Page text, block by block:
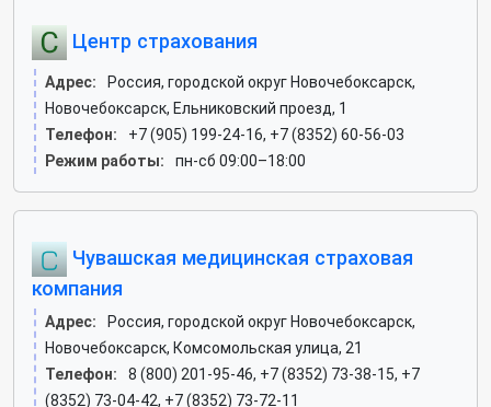
Центр страхования
Адрес:
Россия, городской округ Новочебоксарск,
Новочебоксарск, Ельниковский проезд, 1
Телефон:
+7 (905) 199-24-16, +7 (8352) 60-56-03
Режим работы:
пн-сб 09:00–18:00
Чувашская медицинская страховая
компания
Адрес:
Россия, городской округ Новочебоксарск,
Новочебоксарск, Комсомольская улица, 21
Телефон:
8 (800) 201-95-46, +7 (8352) 73-38-15, +7
(8352) 73-04-42, +7 (8352) 73-72-11